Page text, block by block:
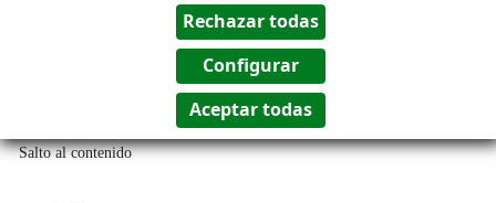
Salto al contenido